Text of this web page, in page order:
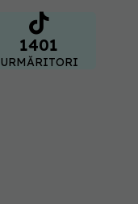
1401
URMĂRITORI